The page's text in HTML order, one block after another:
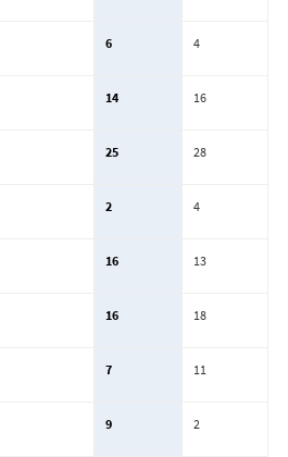
6 4
14 16
25 28
2 4
16 13
16 18
7 11
9 2